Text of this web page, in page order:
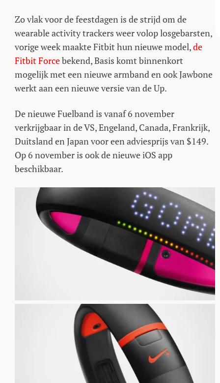
Zo vlak voor de feestdagen is de strijd om de
wearable activity trackers weer volop losgebarsten,
vorige week maakte Fitbit hun nieuwe model,de
Fitbit Forcebekend, Basis komt binnenkort
mogelijk met een nieuwe armband en ook Jawbone
werkt aan een nieuwe versie van de Up.
De nieuwe Fuelband is vanaf 6 november
verkrijgbaar in de VS, Engeland, Canada, Frankrijk,
Duitsland en Japan voor een adviesprijs van $149.
Op 6 november is ook de nieuwe iOS app
beschikbaar.